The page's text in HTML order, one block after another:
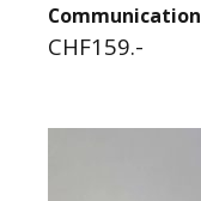
CHF159.-